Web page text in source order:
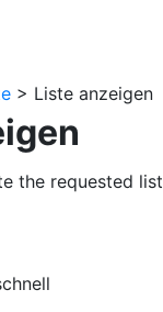
> Liste anzeigen
the requested list